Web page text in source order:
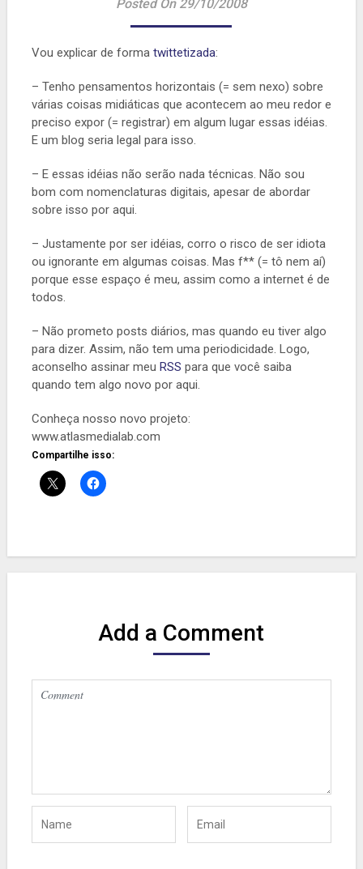
Posted On 29/10/2008
Vou explicar de forma twittetizada:
– Tenho pensamentos horizontais (= sem nexo) sobre
várias coisas midiáticas que acontecem ao meu redor e
preciso expor (= registrar) em algum lugar essas idéias.
E um blog seria legal para isso.
– E essas idéias não serão nada técnicas. Não sou
bom com nomenclaturas digitais, apesar de abordar
sobre isso por aqui.
– Justamente por ser idéias, corro o risco de ser idiota
ou ignorante em algumas coisas. Mas f** (= tô nem aí)
porque esse espaço é meu, assim como a internet é de
todos.
– Não prometo posts diários, mas quando eu tiver algo
para dizer. Assim, não tem uma periodicidade. Logo,
aconselho assinar meu RSS para que você saiba
quando tem algo novo por aqui.
Conheça nosso novo projeto:
www.atlasmedialab.com
Compartilhe isso:
Add a Comment